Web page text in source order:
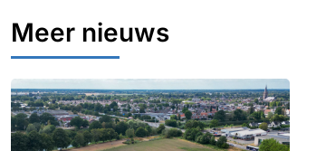
Meer nieuws